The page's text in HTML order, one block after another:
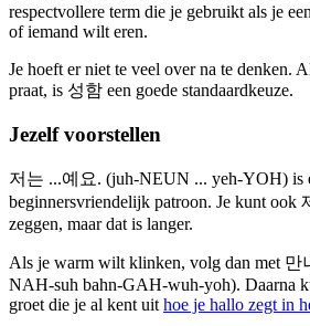
respectvollere term die je gebruikt als je
of iemand wilt eren.
Je hoeft er niet te veel over na te denken.
praat, is 성함 een goede standaardkeuze.
Jezelf voorstellen
저는 ...예요. (juh-NEUN ... yeh-YOH) is
beginnersvriendelijk patroon. Je kunt ook
zeggen, maar dat is langer.
Als je warm wilt klinken, volg dan met
NAH-suh bahn-GAH-wuh-yoh). Daarna
groet die je al kent uit hoe je hallo zegt in